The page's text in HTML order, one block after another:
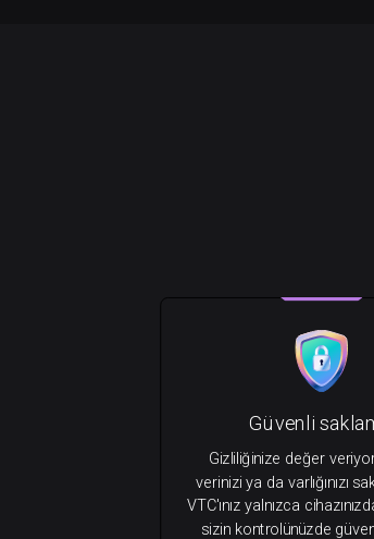
Güvenli
Gizliliğinize değer
verinizi ya da varlığınızı
VTC'ınız yalnızca
sizin kontrolünüzde